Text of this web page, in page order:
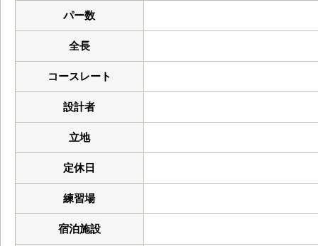
パー数
全長
コースレート
設計者
立地
定休日
練習場
宿泊施設